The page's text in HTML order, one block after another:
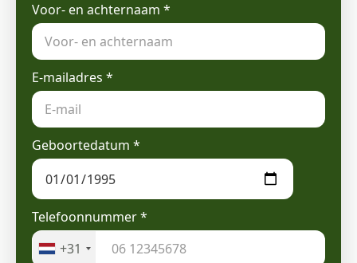
Voor- en achternaam *
E-mailadres *
Geboortedatum *
Telefoonnummer*
+31